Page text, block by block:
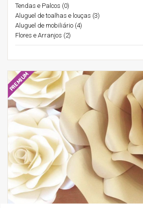
Tendas e Palcos (0)
Aluguel de toalhas e louças (3)
Aluguel de mobiliário (4)
Flores e Arranjos (2)